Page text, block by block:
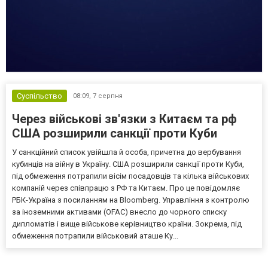
Суспільство 08:09, 7 серпня
Через військові зв'язки з Китаєм та рф
США розширили санкції проти Куби
У санкційний список увійшла й особа, причетна до вербування
кубинців на війну в Україну. США розширили санкції проти Куби,
під обмеження потрапили вісім посадовців та кілька військових
компаній через співпрацю з РФ та Китаєм. Про це повідомляє
РБК-Україна з посиланням на Bloomberg. Управління з контролю
за іноземними активами (OFAC) внесло до чорного списку
дипломатів і вище військове керівництво країни. Зокрема, під
обмеження потрапили військовий аташе Ку...